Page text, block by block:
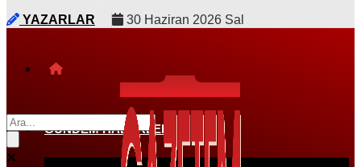
YAZARLAR
30 Haziran 2026 Sal
GÜNDEM HABERLERI